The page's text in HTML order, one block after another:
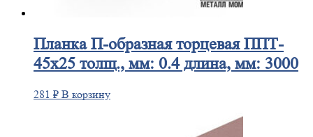
ПланкаП-образная торцевая ППТ-
45х25 толщ., мм: 0.4 длина, мм: 3000
281 ₽ В корзину